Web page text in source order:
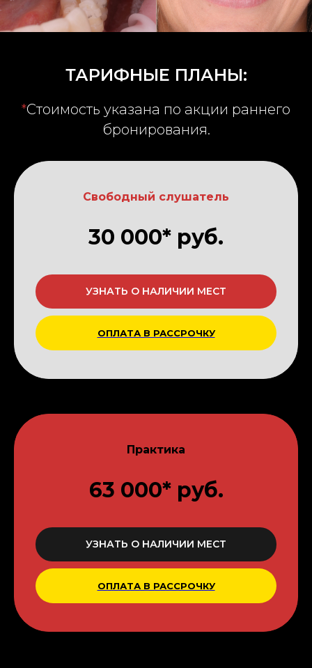
ТАРИФНЫЕ ПЛАНЫ:
*Стоимость указана по акции раннего
бронирования.
Свободный слушатель
30 000* руб.
УЗНАТЬ О НАЛИЧИИ МЕСТ
ОПЛАТА В РАССРОЧКУ
Практика
63 000* руб.
УЗНАТЬ О НАЛИЧИИ МЕСТ
ОПЛАТА В РАССРОЧКУ